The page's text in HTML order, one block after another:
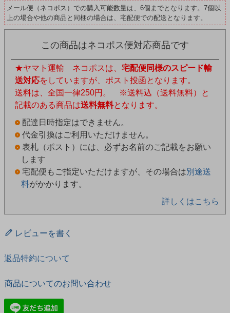
メール便（ネコポス）での購入可能数量は、6個までとなります。7個以
上の場合や他の商品と同梱の場合は、宅配便での配送となります。
この商品はネコポス便対応商品です
★ヤマト運輸 ネコポスは、 宅配便同様のスピード輸
送対応をしていますが、ポスト投函となります。
送料は、全国一律250円。 ※送料込（送料無料）と
記載のある商品は送料無料となります。
配達日時指定はできません。
代金引換はご利用いただけません。
表札（ポスト）には、必ずお名前のご記載をお願い
します
宅配便もご指定いただけますが、その場合は別途送
料がかかります。
詳しくはこちら
レビューを書く
返品特約について
商品についてのお問い合わせ